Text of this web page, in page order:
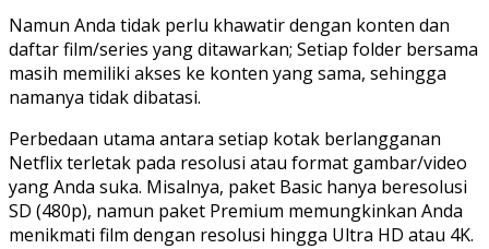
Namun Anda tidak perlu khawatir dengan konten dan
daftar film/series yang ditawarkan; Setiap folder bersama
masih memiliki akses ke konten yang sama, sehingga
namanya tidak dibatasi.
Perbedaan utama antara setiap kotak berlangganan
Netflix terletak pada resolusi atau format gambar/video
yang Anda suka. Misalnya, paket Basic hanya beresolusi
SD (480p), namun paket Premium memungkinkan Anda
menikmati film dengan resolusi hingga Ultra HD atau 4K.